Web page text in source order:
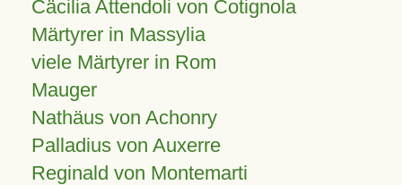
Cäcilia Attendoli von Cotignola
Märtyrer in Massylia
viele Märtyrer in Rom
Mauger
Nathäus von Achonry
Palladius von Auxerre
Reginald von Montemarti